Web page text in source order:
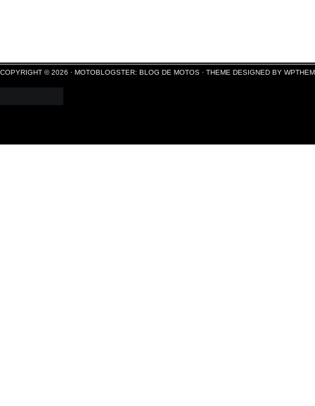
COPYRIGHT © 2026 · MOTOBLOGSTER: BLOG DE MOTOS · THEME DESIGNED BY